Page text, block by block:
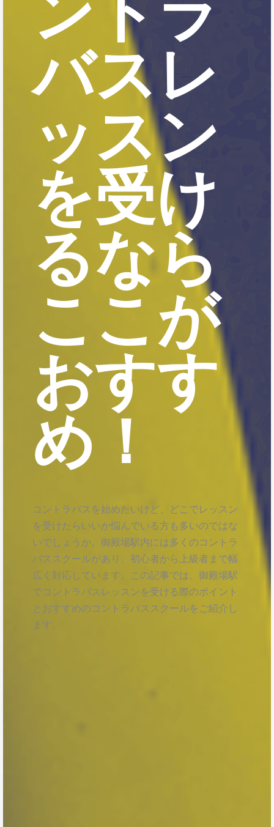
バスレ
ッスン
を受け
るなら
ここが
おすす
め！
コントラバスを始めたいけど、どこでレッスン
を受けたらいいか悩んでいる方も多いのではな
いでしょうか。御殿場駅内には多くのコントラ
バススクールがあり、初心者から上級者まで幅
広く対応しています。この記事では、御殿場駅
でコントラバスレッスンを受ける際のポイント
とおすすめのコントラバススクールをご紹介し
ます。